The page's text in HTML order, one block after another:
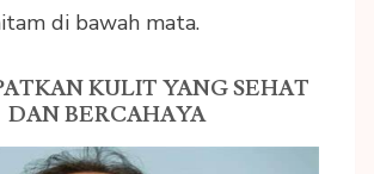
di bawah mata.
KULIT YANG SEHAT
DAN BERCAHAYA